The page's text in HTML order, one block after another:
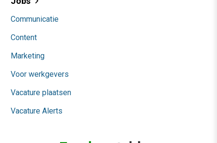
Communicatie
Content
Marketing
Voor werkgevers
Vacature plaatsen
Vacature Alerts